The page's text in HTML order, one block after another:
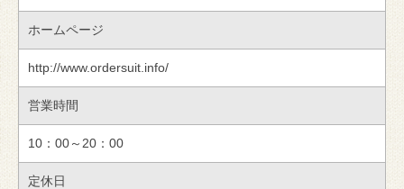
ホームページ
http://www.ordersuit.info/
営業時間
10：00～20：00
定休日